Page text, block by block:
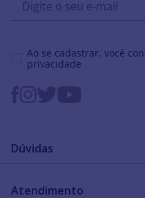
Ao se cadastrar, você
privacidade
Dúvidas
Guia de medidas
Atendimento